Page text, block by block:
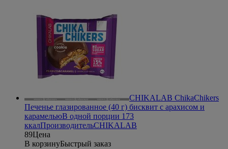
CHIKALAB ChikaChikers
Печенье глазированное (40 г) бисквит с арахисом и
карамельюВ одной порции 173
ккалПроизводительCHIKALAB
89Цена
В корзинуБыстрый заказ